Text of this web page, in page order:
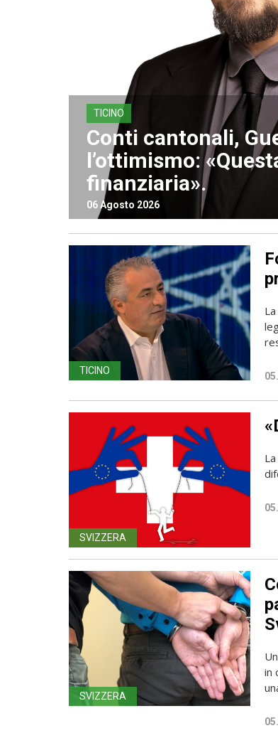
TICINO
Conti cantonali,
l’ottimismo:
finanziaria».
06 Agosto 2026
TICINO
SVIZZERA
SVIZZERA
in